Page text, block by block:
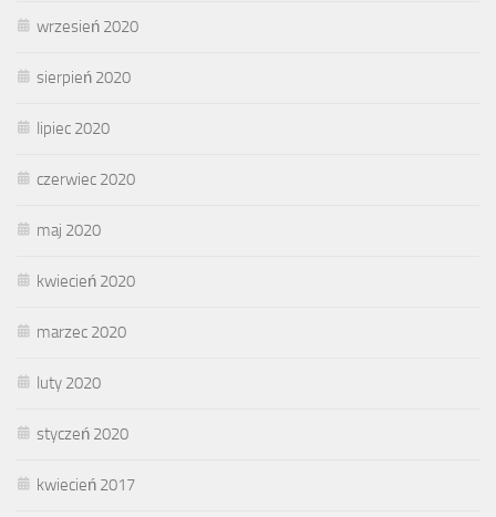
wrzesień 2020
sierpień 2020
lipiec 2020
czerwiec 2020
maj 2020
kwiecień 2020
marzec 2020
luty 2020
styczeń 2020
kwiecień 2017